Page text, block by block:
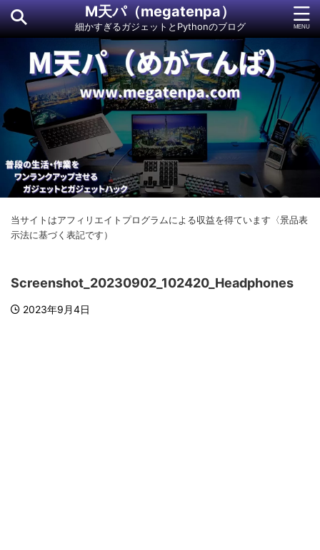
M天パ（megatenpa）
細かすぎるガジェットとPythonのブログ
当サイトはアフィリエイトプログラムによる収益を得ています〈景品表
示法に基づく表記です）
Screenshot_20230902_102420_Headphones
2023年9月4日